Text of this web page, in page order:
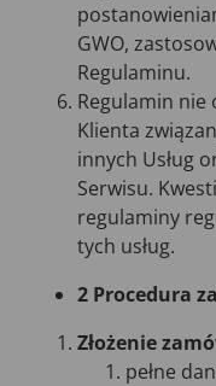
GWO,
Regulaminu.
Regulamin
Klienta
innych Usług
Serwisu.
regulaminy
tych usług.
2 Procedura
Złożenie
pełne